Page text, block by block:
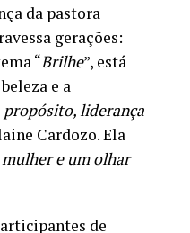
da pastora
gerações:
“Brilhe”, está
e a
propósito, liderança
Cardozo. Ela
e um olhar
de